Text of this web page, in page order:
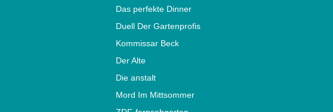
Das perfekte Dinner
Duell Der Gartenprofis
Kommissar Beck
Der Alte
Die anstalt
Mord Im Mittsommer